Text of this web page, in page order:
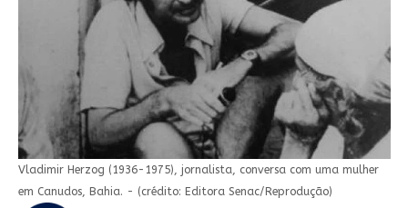
Vladimir Herzog (1936-1975), jornalista, conversa com uma mulher
em Canudos, Bahia. - (crédito: Editora Senac/Reprodução)